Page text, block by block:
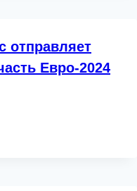
отправляет
Евро-2024